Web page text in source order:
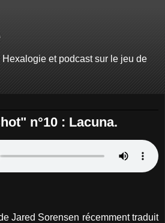
et podcast sur le jeu de
n°10 : Lacuna.
Jared Sorensen récemment traduit